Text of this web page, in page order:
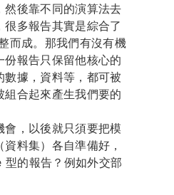
然後靠不同的演算法去
多報告其實是綜合了
而成。那我們有沒有機
報告只保留他核心的
據，資料等，都可被
合起來產生我們要的
，以後就只須要把模
料集）各自準備好，
的報告？例如外交部